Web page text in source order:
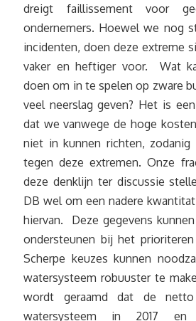
dreigt faillissement voor
ondernemers. Hoewel we nog
incidenten, doen deze extreme
vaker en heftiger voor. Wat
doen om in te spelen op zware
veel neerslag geven? Het is
dat we vanwege de hoge
niet in kunnen richten,
tegen deze extremen. Onze
deze denklijn ter discussie
DB wel om een nadere
hiervan. Deze gegevens
ondersteunen bij het
Scherpe keuzes kunnen
watersysteem robuuster te
wordt geraamd dat de
watersysteem in 2017